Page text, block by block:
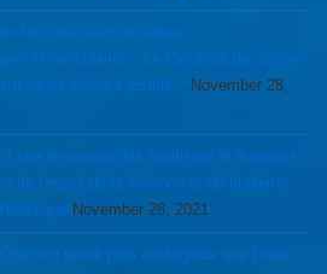
favoriseraient plusieurs
et vasculaires : Le Certificat de contre-
serait-il justifié ? November 28,
une fermeture des frontières et éventuel
l’esprit de la Science et de la pleine
November 28, 2021
serait plus contagieux que Delta,